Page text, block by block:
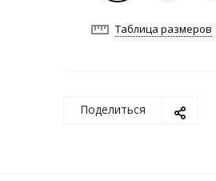
Таблица размеров
Поделиться